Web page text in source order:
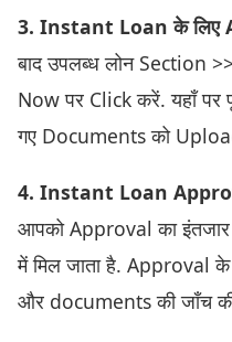
3. Instant Loan के लिए
बाद उपलब्ध लोन Section
Now पर Click करें. यहाँ पर
गए Documents को
4. Instant Loan
आपको Approval का इंतजार
में मिल जाता है. Approval
और documents की जाँच